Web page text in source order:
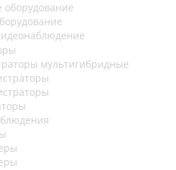
мультигибридные